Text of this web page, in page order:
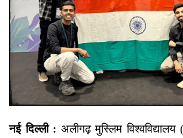
नई दिल्ली : अलीगढ़ मुस्लिम